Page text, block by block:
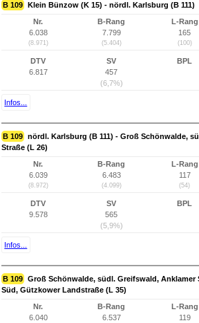
B 109 Klein Bünzow (K 15) - nördl. Karlsburg (B 111)
Nr.
6.038
(8.971)
B-Rang
7.799
(5.404)
L-Rang
165
(100)
DTV
6.817
SV
457
(6,7%)
BPL
Infos...
B 109 nördl. Karlsburg (B 111) - Groß Schönwalde,
Straße (L 26)
Nr.
6.039
(8.972)
B-Rang
6.483
(4.099)
L-Rang
117
(54)
DTV
9.578
SV
565
(5,9%)
BPL
Infos...
B 109 Groß Schönwalde, südl. Greifswald, Anklamer
Süd, Gützkower Landstraße (L 35)
Nr.
6.040
B-Rang
6.537
L-Rang
119